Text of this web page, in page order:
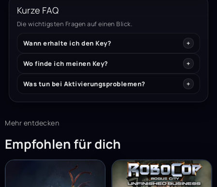
Kurze FAQ
Die wichtigsten Fragen auf einen Blick.
Wann erhalte ich den Key?
Wo finde ich meinen Key?
Was tun bei Aktivierungsproblemen?
Mehr entdecken
Empfohlen für dich